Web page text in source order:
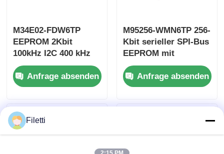
M34E02-FDW6TP
EEPROM 2Kbit
100kHz I2C 400 kHz
I2C-Bus
Anfrage absenden
M95256-WMN6TP 256-
Kbit serieller SPI-Bus
EEPROM mit
Hochgeschwindigkeits-
TaktAnfrage absenden
Filetti